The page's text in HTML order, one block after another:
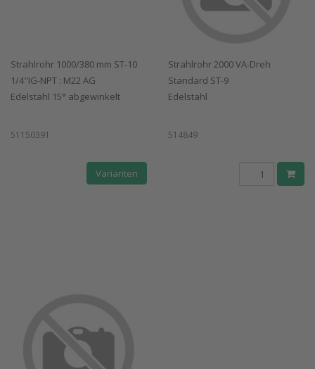
Strahlrohr 1000/380 mm ST-10
1/4"IG-NPT : M22 AG
Edelstahl 15° abgewinkelt
51150391
Varianten
Strahlrohr 2000 VA-Dreh
Standard ST-9
Edelstahl
514849